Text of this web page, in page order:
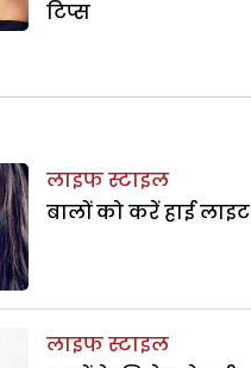
टिप्स
लाइफ स्टाइल
बालों को करें हाई लाइट
लाइफ स्टाइल